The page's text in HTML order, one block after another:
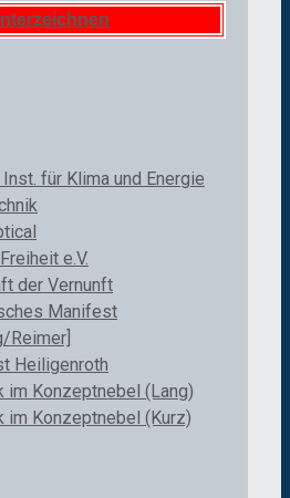
für Klima und Energie
e.V.
der Vernunft
Manifest
Reimer]
Heiligenroth
im Konzeptnebel (Lang)
im Konzeptnebel (Kurz)